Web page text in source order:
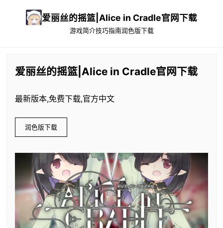
爱丽丝的摇篮|Alice in Cradle官网下载
游戏简介技巧指南润色版下载
爱丽丝的摇篮|Alice in Cradle官网下载
最新版本,免费下载,官方中文
润色版下载